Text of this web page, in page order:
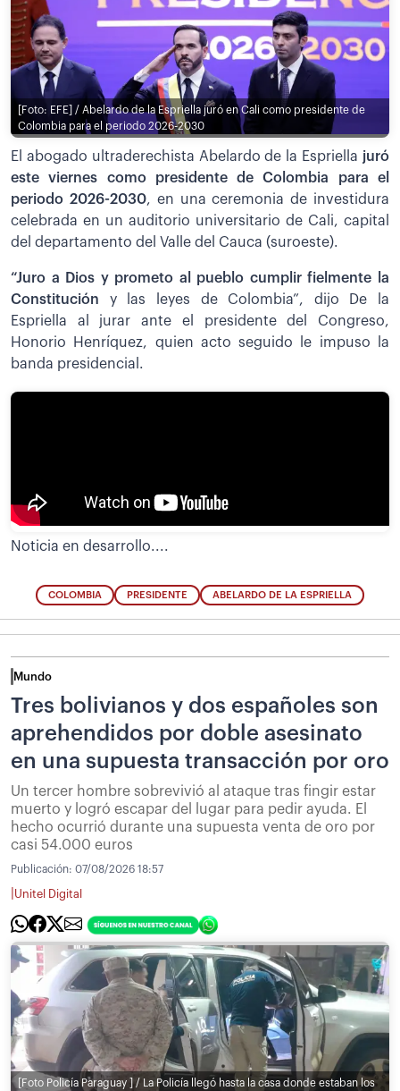
[Foto: EFE] / Abelardo de la Espriella juró en Cali como presidente de
Colombia para el periodo 2026-2030
El abogado ultraderechista Abelardo de la Espriella juró
este viernes como presidente de Colombia para el
periodo 2026-2030, en una ceremonia de investidura
celebrada en un auditorio universitario de Cali, capital
del departamento del Valle del Cauca (suroeste).
“Juro a Dios y prometo al pueblo cumplir fielmente la
Constitución y las leyes de Colombia”, dijo De la
Espriella al jurar ante el presidente del Congreso,
Honorio Henríquez, quien acto seguido le impuso la
banda presidencial.
Noticia en desarrollo....
COLOMBIA PRESIDENTE ABELARDO DE LA ESPRIELLA
Mundo
Tres bolivianos y dos españoles son
aprehendidos por doble asesinato
en una supuesta transacción por oro
Un tercer hombre sobrevivió al ataque tras fingir estar
muerto y logró escapar del lugar para pedir ayuda. El
hecho ocurrió durante una supuesta venta de oro por
casi 54.000 euros
Publicación: 07/08/2026 18:57
Unitel Digital
[Foto Policía Paraguay ] / La Policía llegó hasta la casa donde estaban los